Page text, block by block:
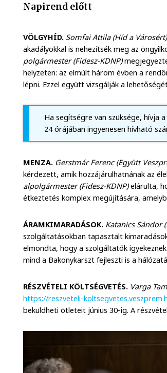
Napirend előtt
VÖLGYHÍD. Somfai Attila (Híd a
akadályokkal is nehezítsék meg az
polgármester (Fidesz-KDNP)
helyzeten: az elmúlt három évben a
lépni. Ezzel együtt vizsgálják a
Ha segítségre van szüksége, hívja
24 órájában ingyenesen hívható
MENZA. Gerstmár Ferenc (Együtt
kérdezett, amik hozzájárulhatnának az
alpolgármester (Fidesz-KDNP)elárulta,
étkeztetés komplex megújítására,
ÁRAMKIMARADÁSOK. Katanics Sándor
szolgáltatásokban tapasztalt
elmondta, hogy a szolgáltatók
mind a Bakonykarszt fejleszti is a
RÉSZVÉTELI KÖLTSÉGVETÉS. Varga
https://reszveteli-
beküldheti ötleteit június 30-ig. A